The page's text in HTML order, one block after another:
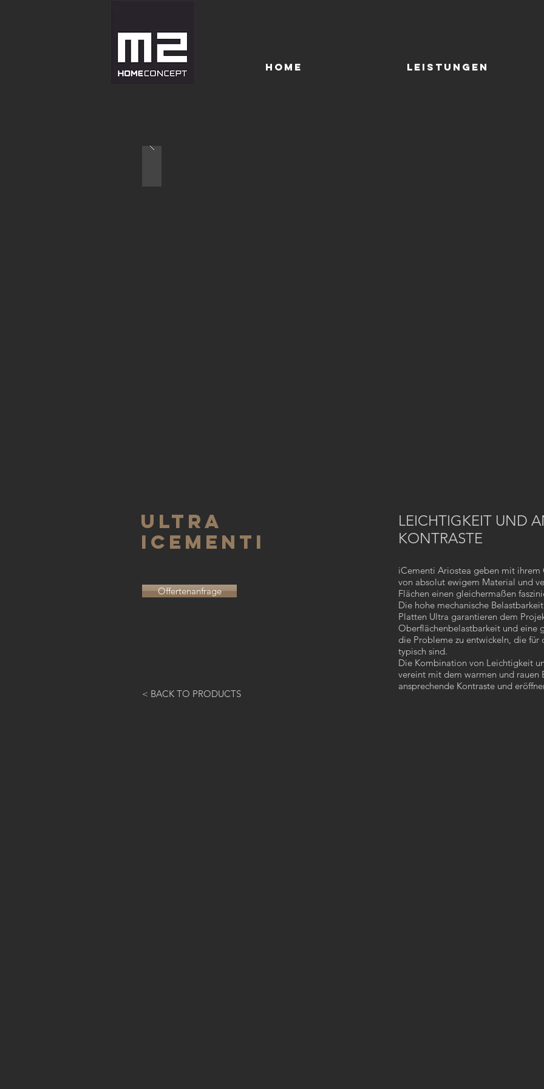
Home LEISTUNGEN
ULTRA
ICEMENTI
Offertenanfrage
< BACK TO PRODUCTS
LEICHTIGKEIT UND
KONTRASTE
iCementi Ariostea geben mit ihrem
von absolut ewigem Material und
Flächen einen gleichermaßen
Die hohe mechanische
Platten Ultra garantieren dem
Oberflächenbelastbarkeit und eine
die Probleme zu entwickeln, die für
typisch sind.
Die Kombination von Leichtigkeit
vereint mit dem warmen und rauen
ansprechende Kontraste und